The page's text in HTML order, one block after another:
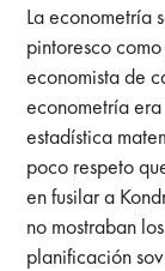
La econometría
pintoresco
economista de
econometría
estadística
poco respeto
en fusilar a
no mostraban
planificación